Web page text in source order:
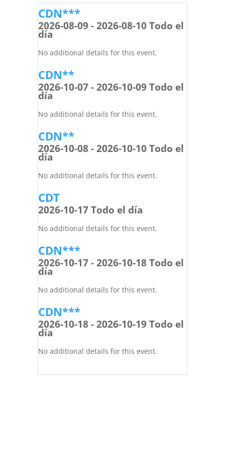
CDN***
2026-08-09 - 2026-08-10 Todo el
día
No additional details for this event.
CDN**
2026-10-07 - 2026-10-09 Todo el
día
No additional details for this event.
CDN**
2026-10-08 - 2026-10-10 Todo el
día
No additional details for this event.
CDT
2026-10-17 Todo el día
No additional details for this event.
CDN***
2026-10-17 - 2026-10-18 Todo el
día
No additional details for this event.
CDN***
2026-10-18 - 2026-10-19 Todo el
día
No additional details for this event.